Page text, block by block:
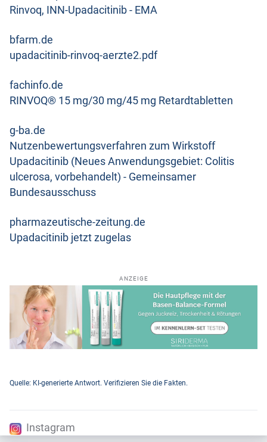
Rinvoq, INN-Upadacitinib - EMA
bfarm.de
upadacitinib-rinvoq-aerzte2.pdf
fachinfo.de
RINVOQ® 15 mg/30 mg/45 mg Retardtabletten
g-ba.de
Nutzenbewertungsverfahren zum Wirkstoff
Upadacitinib (Neues Anwendungsgebiet: Colitis
ulcerosa, vorbehandelt) - Gemeinsamer
Bundesausschuss
pharmazeutische-zeitung.de
Upadacitinib jetzt zugelas
ANZEIGE
Quelle: KI-generierte Antwort. Verifizieren Sie die Fakten.
Instagram